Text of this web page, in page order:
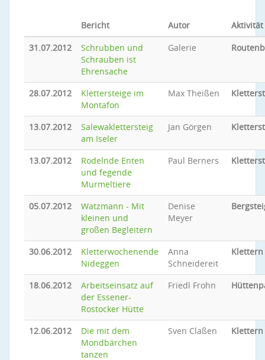
Bericht Autor
Aktivität
31.07.2012
Schrubben und
Schrauben ist
Ehrensache
Galerie
28.07.2012
Klettersteige im
Montafon
Max Theißen
13.07.2012
Salewaklettersteig
am Iseler
Jan Görgen
13.07.2012
Rodelnde Enten
und fegende
Murmeltiere
Paul Berners
05.07.2012
Watzmann - Mit
kleinen und
großen Begleitern
Denise
Meyer
30.06.2012
Kletterwochenende
Nideggen
Anna
Schneidereit
Klettern
18.06.2012
Arbeitseinsatz auf
der Essener-
Rostocker Hütte
Friedl Frohn
12.06.2012
Die mit dem
Mondbärchen
tanzen
Sven Claßen Klettern